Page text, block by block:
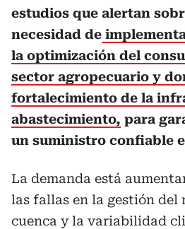
estudios que alertan
necesidad de
la optimización del
sector agropecuario y
fortalecimiento de la
abastecimiento, para
un suministro confiable
La demanda está
las fallas en la gestión del
cuenca y la variabilidad